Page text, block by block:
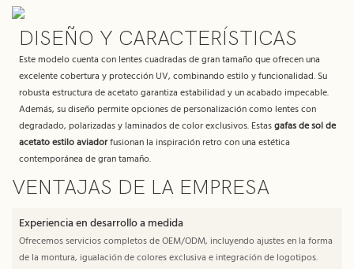
DISEÑO Y CARACTERÍSTICAS
Este modelo cuenta con lentes cuadradas de gran tamaño que ofrecen una
excelente cobertura y protección UV, combinando estilo y funcionalidad. Su
robusta estructura de acetato garantiza estabilidad y un acabado impecable.
Además, su diseño permite opciones de personalización como lentes con
degradado, polarizadas y laminados de color exclusivos. Estasgafas de sol de
acetato estilo aviadorfusionan la inspiración retro con una estética
contemporánea de gran tamaño.
VENTAJAS DE LA EMPRESA
Experiencia en desarrollo a medida
Ofrecemos servicios completos de OEM/ODM, incluyendo ajustes en la forma
de la montura, igualación de colores exclusiva e integración de logotipos.